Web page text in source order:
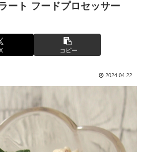
ート フードプロセッサー
コピー
2024.04.22